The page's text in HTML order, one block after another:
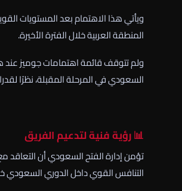
ويأتي هذا الاهتمام بعد المستويات
المنطقة العربية خلال الفترة الأخيرة.
ولم تتوقف قائمة اهتمامات جوميز عند
السعودي في المرحلة المقبلة، نظرًا
📊 رؤية فنية لتدعيم الفريق
تؤمن إدارة الفتح السعودي أن
التنافس القوي داخل الدوري السعودي